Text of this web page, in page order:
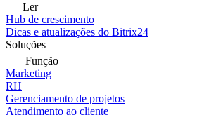
Ler
Hub de crescimento
Dicas e atualizações do Bitrix24
Soluções
Função
Marketing
RH
Gerenciamento de projetos
Atendimento ao cliente